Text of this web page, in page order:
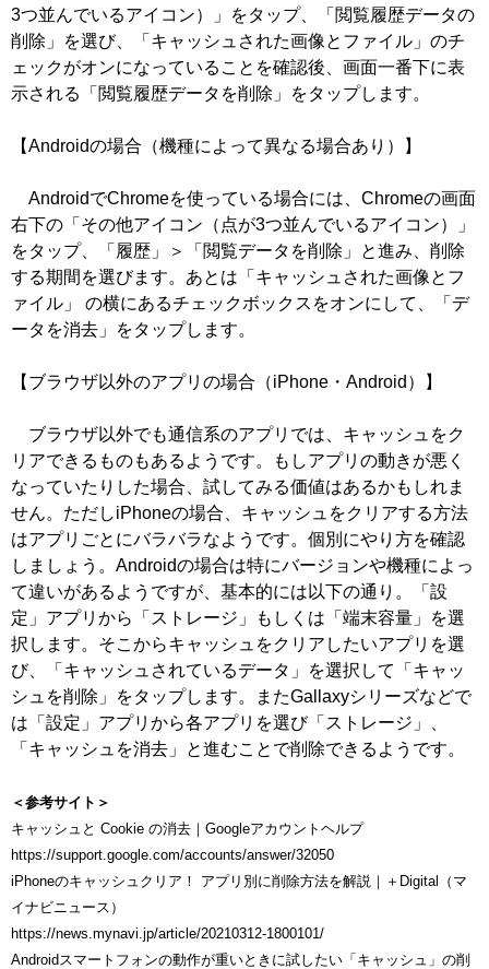
3つ並んでいるアイコン）」をタップ、「閲覧履歴データの
削除」を選び、「キャッシュされた画像とファイル」のチ
ェックがオンになっていることを確認後、画面一番下に表
示される「閲覧履歴データを削除」をタップします。
【Androidの場合（機種によって異なる場合あり）】
AndroidでChromeを使っている場合には、Chromeの画面
右下の「その他アイコン（点が3つ並んでいるアイコン）」
をタップ、「履歴」＞「閲覧データを削除」と進み、削除
する期間を選びます。あとは「キャッシュされた画像とフ
ァイル」 の横にあるチェックボックスをオンにして、「デ
ータを消去」をタップします。
【ブラウザ以外のアプリの場合（iPhone・Android）】
ブラウザ以外でも通信系のアプリでは、キャッシュをク
リアできるものもあるようです。もしアプリの動きが悪く
なっていたりした場合、試してみる価値はあるかもしれま
せん。ただしiPhoneの場合、キャッシュをクリアする方法
はアプリごとにバラバラなようです。個別にやり方を確認
しましょう。Androidの場合は特にバージョンや機種によっ
て違いがあるようですが、基本的には以下の通り。「設
定」アプリから「ストレージ」もしくは「端末容量」を選
択します。そこからキャッシュをクリアしたいアプリを選
び、「キャッシュされているデータ」を選択して「キャッ
シュを削除」をタップします。またGallaxyシリーズなどで
は「設定」アプリから各アプリを選び「ストレージ」、
「キャッシュを消去」と進むことで削除できるようです。
＜参考サイト＞
キャッシュと Cookie の消去｜Googleアカウントヘルプ
https://support.google.com/accounts/answer/32050
iPhoneのキャッシュクリア！ アプリ別に削除方法を解説｜＋Digital（マ
イナビニュース）
https://news.mynavi.jp/article/20210312-1800101/
Androidスマートフォンの動作が重いときに試したい「キャッシュ」の削